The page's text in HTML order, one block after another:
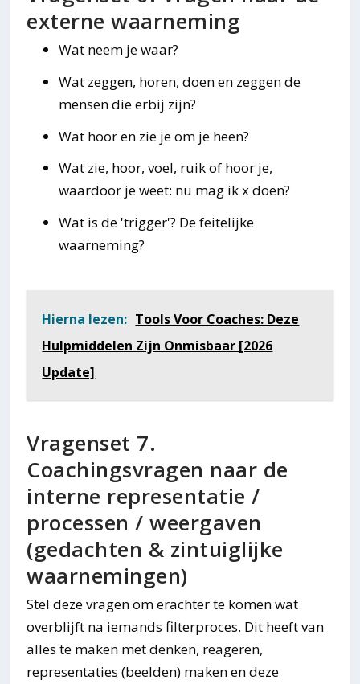
externe waarneming
Wat neem je waar?
Wat zeggen, horen, doen en zeggen de
mensen die erbij zijn?
Wat hoor en zie je om je heen?
Wat zie, hoor, voel, ruik of hoor je,
waardoor je weet: nu mag ik x doen?
Wat is de 'trigger'? De feitelijke
waarneming?
Hierna lezen: Tools Voor Coaches: Deze
Hulpmiddelen Zijn Onmisbaar [2026
Update]
Vragenset 7.
Coachingsvragen naar de
interne representatie /
processen / weergaven
(gedachten & zintuiglijke
waarnemingen)
Stel deze vragen om erachter te komen wat
overblijft na iemands filterproces. Dit heeft van
alles te maken met denken, reageren,
representaties (beelden) maken en deze